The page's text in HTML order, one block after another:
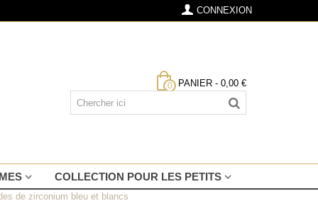
CONNEXION
0 PANIER - 0,00 €
COLLECTION POUR LES PETITS
de zirconium bleu et blancs